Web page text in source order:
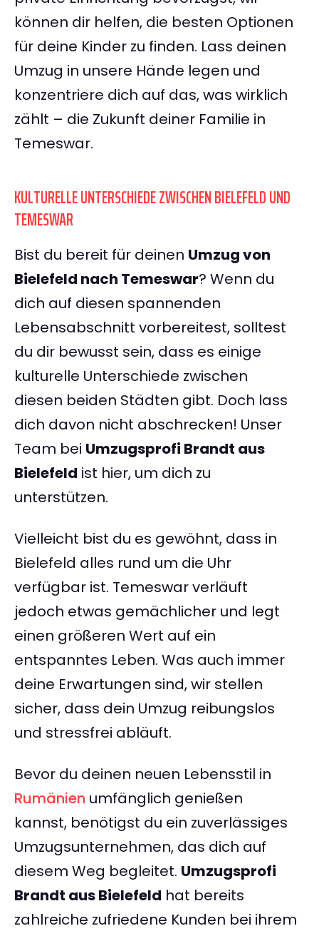
können dir helfen, die besten Optionen
für deine Kinder zu finden. Lass deinen
Umzug in unsere Hände legen und
konzentriere dich auf das, was wirklich
zählt – die Zukunft deiner Familie in
Temeswar.
KULTURELLE UNTERSCHIEDE ZWISCHEN BIELEFELD UND
TEMESWAR
Bist du bereit für deinen Umzug von
Bielefeld nach Temeswar? Wenn du
dich auf diesen spannenden
Lebensabschnitt vorbereitest, solltest
du dir bewusst sein, dass es einige
kulturelle Unterschiede zwischen
diesen beiden Städten gibt. Doch lass
dich davon nicht abschrecken! Unser
Team bei Umzugsprofi Brandt aus
Bielefeld ist hier, um dich zu
unterstützen.
Vielleicht bist du es gewöhnt, dass in
Bielefeld alles rund um die Uhr
verfügbar ist. Temeswar verläuft
jedoch etwas gemächlicher und legt
einen größeren Wert auf ein
entspanntes Leben. Was auch immer
deine Erwartungen sind, wir stellen
sicher, dass dein Umzug reibungslos
und stressfrei abläuft.
Bevor du deinen neuen Lebensstil in
Rumänien umfänglich genießen
kannst, benötigst du ein zuverlässiges
Umzugsunternehmen, das dich auf
diesem Weg begleitet. Umzugsprofi
Brandt aus Bielefeld hat bereits
zahlreiche zufriedene Kunden bei ihrem